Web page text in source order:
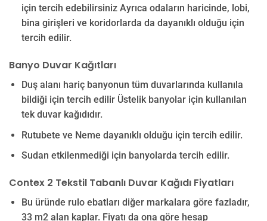
için tercih edebilirsiniz Ayrıca odaların haricinde, lobi,
bina girişleri ve koridorlarda da dayanıklı olduğu için
tercih edilir.
Banyo Duvar Kağıtları
Duş alanı hariç banyonun tüm duvarlarında kullanıla
bildiği için tercih edilir Üstelik banyolar için kullanılan
tek duvar kağıdıdır.
Rutubete ve Neme dayanıklı olduğu için tercih edilir.
Sudan etkilenmediği için banyolarda tercih edilir.
Contex 2 Tekstil Tabanlı Duvar Kağıdı Fiyatları
Bu üründe rulo ebatları diğer markalara göre fazladır,
33 m2 alan kaplar. Fiyatı da ona göre hesap